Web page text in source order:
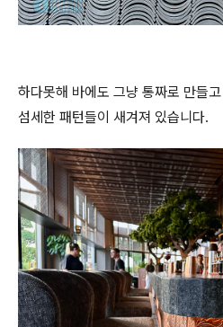
하다못해 바에도 그냥 통짜로 만들
섬세한 패턴들이 새겨져 있습니다.